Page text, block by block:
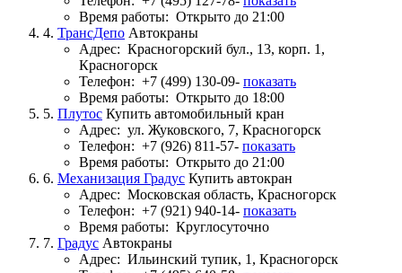
Время работы: Открыто до 21:00
4. ТрансДепо Автокраны
Адрес: Красногорский бул., 13, корп. 1,
Красногорск
Телефон: +7 (499) 130-09- показать
Время работы: Открыто до 18:00
5. Плутос Купить автомобильный кран
Адрес: ул. Жуковского, 7, Красногорск
Телефон: +7 (926) 811-57- показать
Время работы: Открыто до 21:00
6. Механизация Градус Купить автокран
Адрес: Московская область, Красногорск
Телефон: +7 (921) 940-14- показать
Время работы: Круглосуточно
7. Градус Автокраны
Адрес: Ильинский тупик, 1, Красногорск